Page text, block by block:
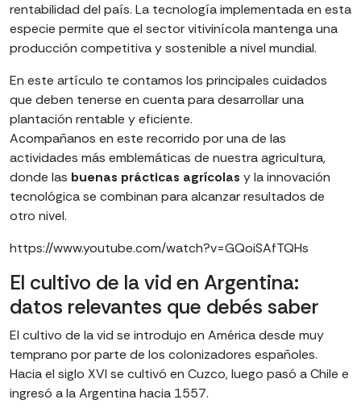
rentabilidad del país. La tecnología implementada en esta
especie permite que el sector vitivinícola mantenga una
producción competitiva y sostenible a nivel mundial.
En este artículo te contamos los principales cuidados
que deben tenerse en cuenta para desarrollar una
plantación rentable y eficiente.
Acompañanos en este recorrido por una de las
actividades más emblemáticas de nuestra agricultura,
donde las buenas prácticas agrícolas y la innovación
tecnológica se combinan para alcanzar resultados de
otro nivel.
https://www.youtube.com/watch?v=GQoiSAfTQHs
El cultivo de la vid en Argentina:
datos relevantes que debés saber
El cultivo de la vid se introdujo en América desde muy
temprano por parte de los colonizadores españoles.
Hacia el siglo XVI se cultivó en Cuzco, luego pasó a Chile e
ingresó a la Argentina hacia 1557.